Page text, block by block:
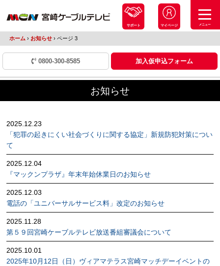
サポート マイページ メニュー
ホーム › お知らせ ›ページ 3
0800-300-8585 加入仮申込フォーム
お知らせ
2025.12.23
「犯罪の起きにくい社会づくりに関する協定」新規防犯対策につい
て
2025.12.04
『マックンプラザ』年末年始休業日のお知らせ
2025.12.03
電話の「ユニバーサルサービス料」改定のお知らせ
2025.11.28
第５９回宮崎ケーブルテレビ放送番組審議会について
2025.10.01
2025年10月12日（日）ヴィアマテラス宮崎マッチデーイベントの